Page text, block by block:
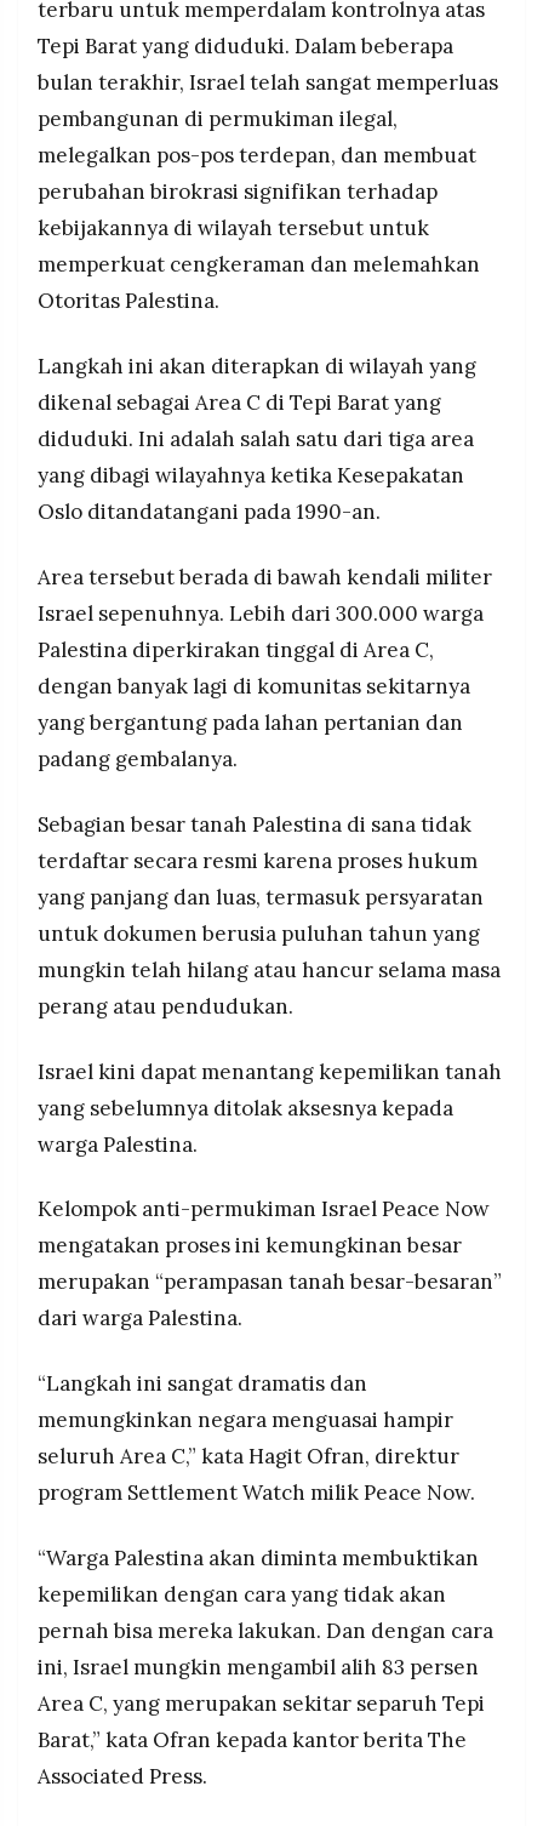
terbaru untuk memperdalam kontrolnya atas
Tepi Barat yang diduduki. Dalam beberapa
bulan terakhir, Israel telah sangat memperluas
pembangunan di permukiman ilegal,
melegalkan pos-pos terdepan, dan membuat
perubahan birokrasi signifikan terhadap
kebijakannya di wilayah tersebut untuk
memperkuat cengkeraman dan melemahkan
Otoritas Palestina.
Langkah ini akan diterapkan di wilayah yang
dikenal sebagai Area C di Tepi Barat yang
diduduki. Ini adalah salah satu dari tiga area
yang dibagi wilayahnya ketika Kesepakatan
Oslo ditandatangani pada 1990-an.
Area tersebut berada di bawah kendali militer
Israel sepenuhnya. Lebih dari 300.000 warga
Palestina diperkirakan tinggal di Area C,
dengan banyak lagi di komunitas sekitarnya
yang bergantung pada lahan pertanian dan
padang gembalanya.
Sebagian besar tanah Palestina di sana tidak
terdaftar secara resmi karena proses hukum
yang panjang dan luas, termasuk persyaratan
untuk dokumen berusia puluhan tahun yang
mungkin telah hilang atau hancur selama masa
perang atau pendudukan.
Israel kini dapat menantang kepemilikan tanah
yang sebelumnya ditolak aksesnya kepada
warga Palestina.
Kelompok anti-permukiman Israel Peace Now
mengatakan proses ini kemungkinan besar
merupakan “perampasan tanah besar-besaran”
dari warga Palestina.
“Langkah ini sangat dramatis dan
memungkinkan negara menguasai hampir
seluruh Area C,” kata Hagit Ofran, direktur
program Settlement Watch milik Peace Now.
“Warga Palestina akan diminta membuktikan
kepemilikan dengan cara yang tidak akan
pernah bisa mereka lakukan. Dan dengan cara
ini, Israel mungkin mengambil alih 83 persen
Area C, yang merupakan sekitar separuh Tepi
Barat,” kata Ofran kepada kantor berita The
Associated Press.